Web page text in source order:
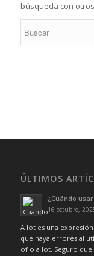
búsqueda con
ÚLTIMOS
¿Cuándo
16 octubre,
A lot es una
que haya errores al
of o a lot. Seguro